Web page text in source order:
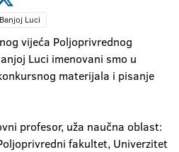
Luci
vijeća Poljoprivrednog
Luci imenovani smo u
materijala i pisanje
profesor, uža naučna oblast:
fakultet, Univerzitet